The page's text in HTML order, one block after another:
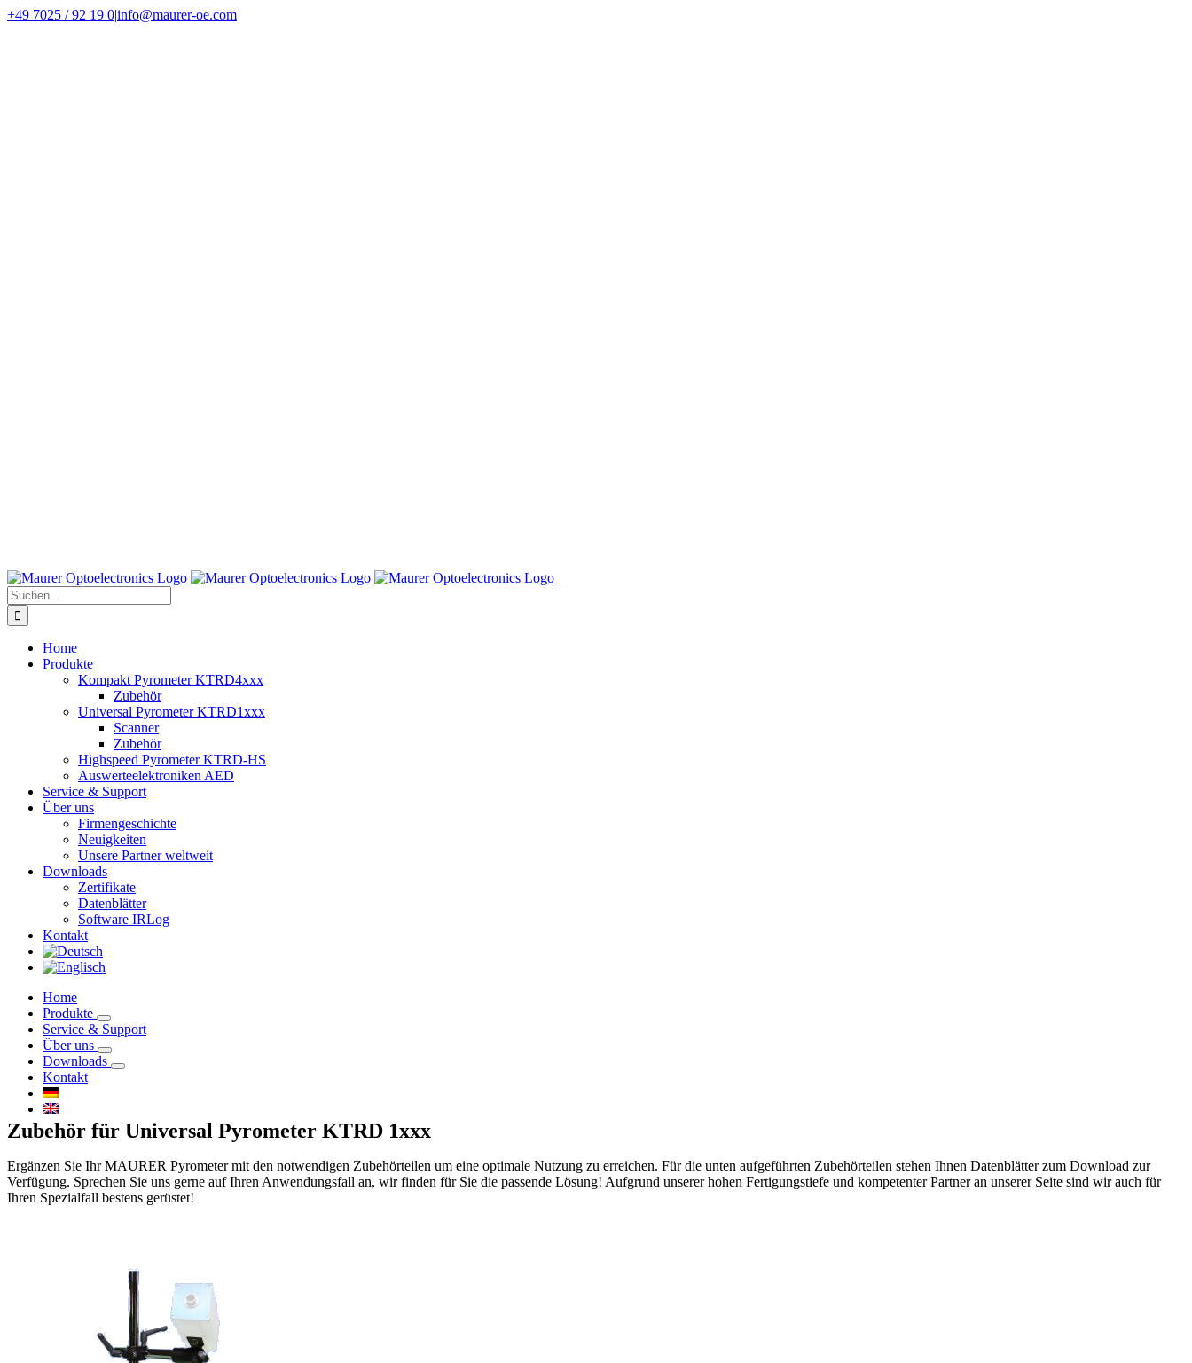
Zum
+49 7025 / 92 19 0|info@maurer-oe.com
Suche
nach:
Home
Produkte
Kompakt Pyrometer KTRD4xxx
Zubehör
Universal Pyrometer KTRD1xxx
Scanner
Zubehör
Highspeed Pyrometer KTRD-HS
Auswerteelektroniken AED
Service & Support
Über uns
Firmengeschichte
Neuigkeiten
Unsere Partner weltweit
Downloads
Zertifikate
Datenblätter
Software IRLog
Kontakt
Home
Produkte
Service & Support
Über uns
Downloads
Kontakt
Zubehör für Universal Pyrometer KTRD 1xxx
Ergänzen Sie Ihr MAURER Pyrometer mit den notwendigen Zubehörteilen um eine optimale Nutzung zu erreichen. Für die unten aufgeführten Zubehörteilen stehen Ihnen Datenblätter zum Download zur
Verfügung. Sprechen Sie uns gerne auf Ihren Anwendungsfall an, wir finden für Sie die passende Lösung! Aufgrund unserer hohen Fertigungstiefe und kompetenter Partner an unserer Seite sind wir auch für
Ihren Spezialfall bestens gerüstet!